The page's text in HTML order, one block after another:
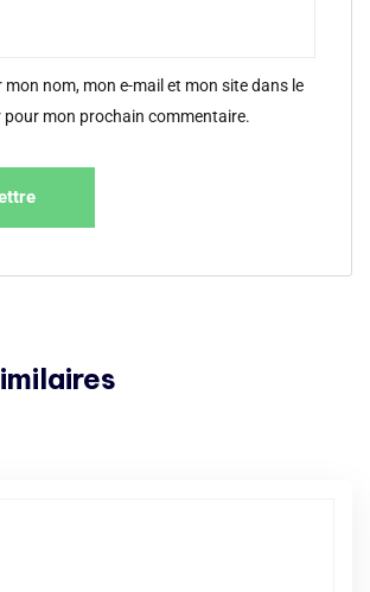
mon nom, mon e-mail et mon site dans le
pour mon prochain commentaire.